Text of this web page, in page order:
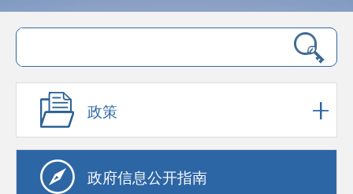
政策
政府信息公开指南